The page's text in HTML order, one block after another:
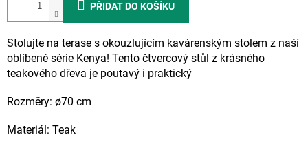
PŘIDAT DO KOŠÍKU
Stolujte na terase s okouzlujícím kavárenským stolem z naší
oblíbené série Kenya! Tento čtvercový stůl z krásného
teakového dřeva je poutavý i praktický
Rozměry: ø70 cm
Materiál: Teak